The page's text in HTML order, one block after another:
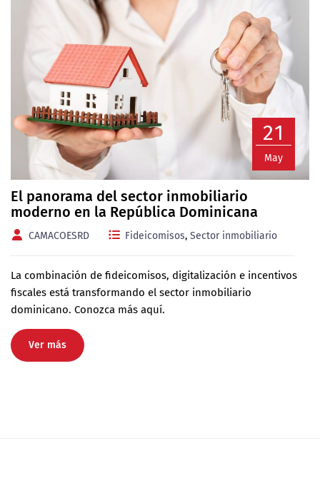
21
May
El panorama del sector inmobiliario
moderno en la República Dominicana
CAMACOESRD Fideicomisos, Sector inmobiliario
La combinación de fideicomisos, digitalización e incentivos
fiscales está transformando el sector inmobiliario
dominicano. Conozca más aquí.
Ver más